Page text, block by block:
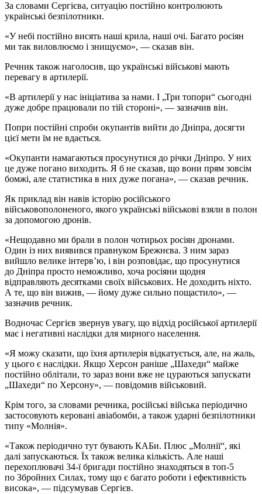
За словами Сергієва, ситуацію постійно контролюють
українські безпілотники.
«У небі постійно висять наші крила, наші очі. Багато росіян
ми так виловлюємо і знищуємо», — сказав він.
Речник також наголосив, що українські військові мають
перевагу в артилерії.
«В артилерії у нас ініціатива за нами. І „Три топори“ сьогодні
дуже добре працювали по тій стороні», — зазначив він.
Попри постійні спроби окупантів вийти до Дніпра, досягти
цієї мети їм не вдається.
«Окупанти намагаються просунутися до річки Дніпро. У них
це дуже погано виходить. Я б не сказав, що вони прям зовсім
бомжі, але статистика в них дуже погана», — сказав речник.
Як приклад він навів історію російського
військовополоненого, якого українські військові взяли в полон
за допомогою дронів.
«Нещодавно ми брали в полон чотирьох росіян дронами.
Один із них виявився правнуком Брежнєва. З ним зараз
вийшло велике інтерв’ю, і він розповідає, що просунутися
до Дніпра просто неможливо, хоча росіяни щодня
відправляють десятками своїх військових. Не доходить ніхто.
А те, що він вижив, — йому дуже сильно пощастило», —
зазначив речник.
Водночас Сергієв звернув увагу, що відхід російської артилерії
має і негативні наслідки для мирного населення.
«Я можу сказати, що їхня артилерія відкатується, але, на жаль,
у цього є наслідки. Якщо Херсон раніше „Шахеди“ майже
постійно облітали, то зараз вони вже не цураються запускати
„Шахеди“ по Херсону», — повідомив військовий.
Крім того, за словами речника, російські війська періодично
застосовують керовані авіабомби, а також ударні безпілотники
типу «Молнія».
«Також періодично тут бувають КАБи. Плюс „Молнії“, які
далі запускаються. Їх також велика кількість. Але наші
перехоплювачі 34-ї бригади постійно знаходяться в топ-5
по Збройних Силах, тому що є багато роботи і ефективність
висока», — підсумував Сергієв.